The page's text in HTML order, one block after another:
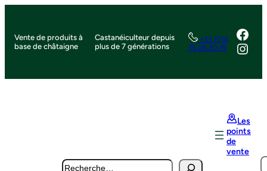
contenu
Vente de produits à
base de châtaigne
Castanéiculteur depuis
plus de 7 générations
+33 (0)4
75 06 30 19
Search
Les
points
de
vente